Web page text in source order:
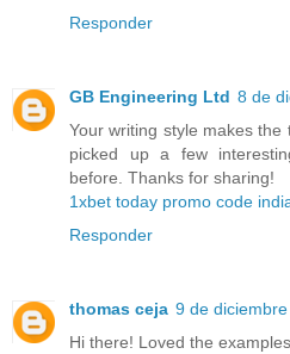
Responder
GB Engineering Ltd 8 de
Your writing style makes
picked up a few
before. Thanks for sharing!
1xbet today promo code
Responder
thomas ceja 9 de
Hi there! Loved the